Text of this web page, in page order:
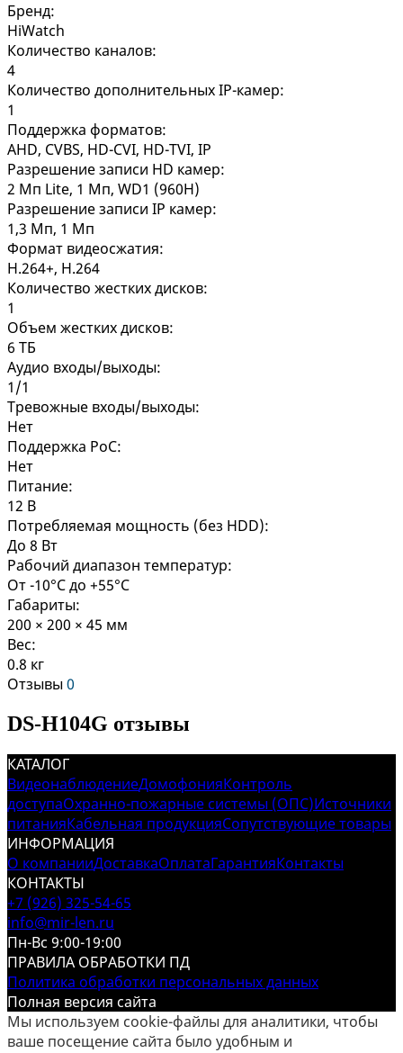
Бренд:
HiWatch
Количество каналов:
4
Количество дополнительных IP-камер:
1
Поддержка форматов:
AHD, CVBS, HD-CVI, HD-TVI, IP
Разрешение записи HD камер:
2 Мп Lite, 1 Мп, WD1 (960H)
Разрешение записи IP камер:
1,3 Мп, 1 Мп
Формат видеосжатия:
H.264+, H.264
Количество жестких дисков:
1
Объем жестких дисков:
6 ТБ
Аудио входы/выходы:
1/1
Тревожные входы/выходы:
Нет
Поддержка PoC:
Нет
Питание:
12 В
Потребляемая мощность (без HDD):
До 8 Вт
Рабочий диапазон температур:
От -10°C до +55°C
Габариты:
200 × 200 × 45 мм
Вес:
0.8 кг
Отзывы0
DS-H104G отзывы
КАТАЛОГ
ВидеонаблюдениеДомофонияКонтроль
доступаОхранно-пожарные системы (ОПС)Источники
питанияКабельная продукцияСопутствующие товары
ИНФОРМАЦИЯ
О компанииДоставкаОплатаГарантияКонтакты
КОНТАКТЫ
+7 (926) 325-54-65
info@mir-len.ru
Пн-Вс 9:00-19:00
ПРАВИЛА ОБРАБОТКИ ПД
Политика обработки персональных данных
Полная версия сайта
Мы используем cookie-файлы для аналитики, чтобы
ваше посещение сайта было удобным и